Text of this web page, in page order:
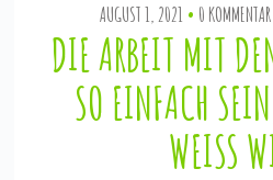
AUGUST 1, 2021 0 KOMMENTAR
DIE ARBEIT MIT
SO EINFACH
WEISS